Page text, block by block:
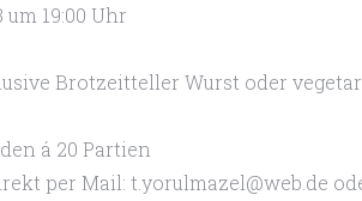
um 19:00 Uhr
Brotzeitteller Wurst oder
á 20 Partien
per Mail: t.yorulmazel@web.de